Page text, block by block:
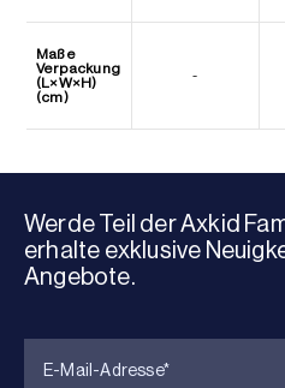
Maße
Verpackung
(L×W×H)
(cm)
-
Werde Teil der Axkid
erhalte exklusive
Angebote.